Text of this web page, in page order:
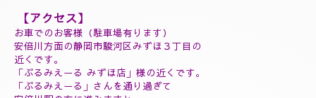
(延長30分¥7000)
(60分延長¥14000)
(ご指名￥2000)
(よむぎ蒸し30分¥5000)
(よむぎ蒸し45分¥7000)
(リフレクソロジートリートメント30分¥5000)